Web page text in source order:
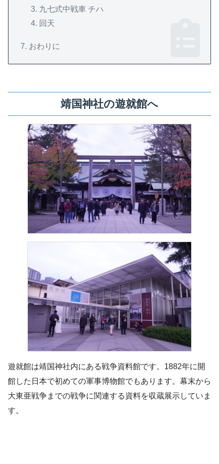
九七式中戦車 チハ
回天
おわりに
靖国神社の遊就館へ
遊就館は靖国神社内にある戦争資料館です。1882年に開
館した日本で初めての軍事博物館でもあります。幕末から
大東亜戦争までの戦争に関連する資料を収蔵展示していま
す。